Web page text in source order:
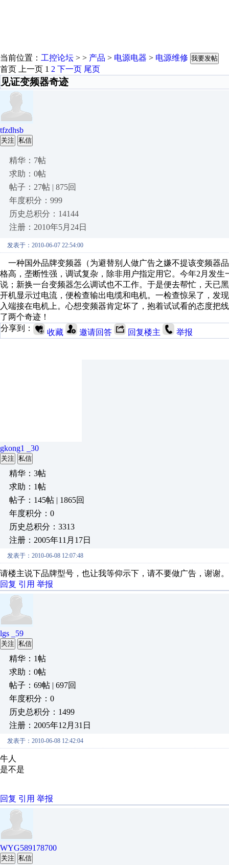
当前位置： 工控论坛 > > 产品 > 电源电器 > 电源维修 我要发帖
首页 上一页 1 2 下一页 尾页
见证变频器奇迹
tfzdhsb
关注 私信
精华：7帖
求助：0帖
帖子：27帖 | 875回
年度积分：999
历史总积分：14144
注册：2010年5月24日
发表于：2010-06-07 22:54:00
一种国外品牌变频器（为避替别人做广告之嫌不提该变频器
格高，垄断性强，调试复杂，除非用户指定用它。今年2月发
说；新换一台变频器怎么调试也不工作。于是便去帮忙，天已
开机显示过电流，便检查输出电缆和电机。一检查惊呆了，发
入端接在电机上。心想变频器肯定坏了，抱着试试看的态度把
了两个奇迹！
分享到：
收藏 邀请回答 回复楼主 举报
gkong1 _30
关注 私信
精华：3帖
求助：1帖
帖子：145帖 | 1865回
年度积分：0
历史总积分：3313
注册：2005年11月17日
发表于：2010-06-08 12:07:48
请楼主说下品牌型号，也让我等仰示下，请不要做广告，谢谢。
回复 引用 举报
lgs _59
关注 私信
精华：1帖
求助：0帖
帖子：69帖 | 697回
年度积分：0
历史总积分：1499
注册：2005年12月31日
发表于：2010-06-08 12:42:04
牛人
是不是
回复 引用 举报
WYG589178700
关注 私信